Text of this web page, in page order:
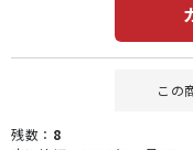
この
残数： 8